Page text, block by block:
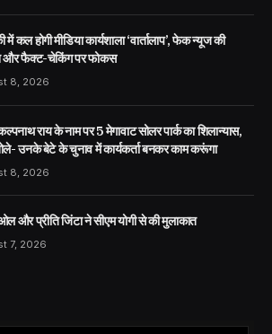
में कल होगी मीडिया कार्यशाला ‘वार्तालाप’, फेक न्यूज की
और फैक्ट-चेकिंग पर फोकस
8, 2026
राय के नाम पर 5 मेगावाट सोलर पार्क का शिलान्यास,
उनके बेटे के चुनाव में कार्यकर्ता बनकर काम करूंगा
8, 2026
और प्रीति जिंटा ने सीएम योगी से की मुलाकात
7, 2026